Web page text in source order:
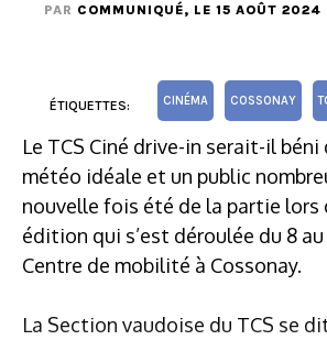
PAR COMMUNIQUÉ, LE 15 AOÛT 2024
ÉTIQUETTES: CINÉMA COSSONAY
Le TCS Ciné drive-in serait-il béni
météo idéale et un public
nouvelle fois été de la partie lors
édition qui s’est déroulée du 8 au
Centre de mobilité à Cossonay.
La Section vaudoise du TCS se